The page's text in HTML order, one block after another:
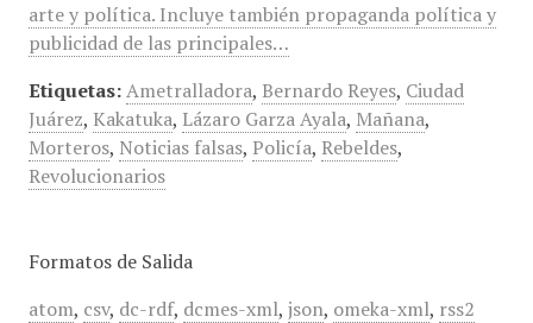
arte y política. Incluye también propaganda política y
publicidad de las principales…
Etiquetas: Ametralladora, Bernardo Reyes, Ciudad
Juárez, Kakatuka, Lázaro Garza Ayala, Mañana,
Morteros, Noticias falsas, Policía, Rebeldes,
Revolucionarios
Formatos de Salida
atom, csv, dc-rdf, dcmes-xml, json, omeka-xml, rss2